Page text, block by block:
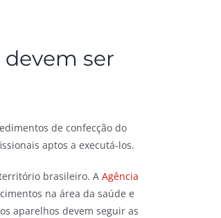
ser
de confecção do
aptos a executá-los.
brasileiro. A Agência
na área da saúde e
aparelhos devem seguir as